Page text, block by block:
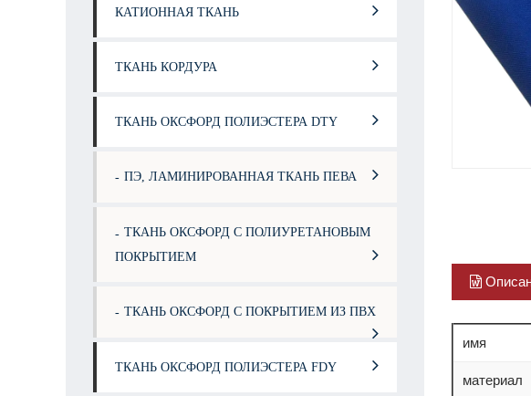
КАТИОННАЯ ТКАНЬ
ТКАНЬ КОРДУРА
ТКАНЬ ОКСФОРД ПОЛИЭСТЕРА DTY
ПЭ, ЛАМИНИРОВАННАЯ ТКАНЬ ПЕВА
ТКАНЬ ОКСФОРД С ПОЛИУРЕТАНОВЫМ
ПОКРЫТИЕМ
ТКАНЬ ОКСФОРД С ПОКРЫТИЕМ ИЗ ПВХ
ТКАНЬ ОКСФОРД ПОЛИЭСТЕРА FDY
имя
материал